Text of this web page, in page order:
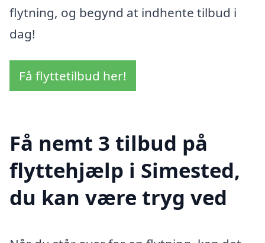
flytning, og begynd at indhente tilbud i
dag!
Få flyttetilbud her!
Få nemt 3 tilbud på
flyttehjælp i Simested,
du kan være tryg ved